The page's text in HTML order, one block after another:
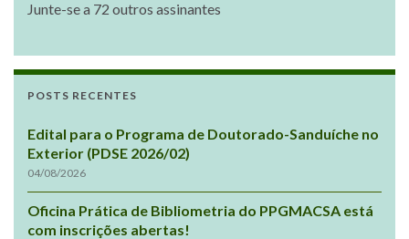
Junte-se a 72 outros assinantes
POSTS RECENTES
Edital para o Programa de Doutorado-Sanduíche no
Exterior (PDSE 2026/02)
04/08/2026
Oficina Prática de Bibliometria do PPGMACSA está
com inscrições abertas!